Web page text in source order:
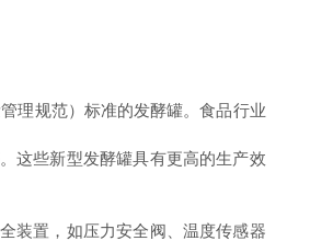
理规范）标准的发酵罐。食品行业
这些新型发酵罐具有更高的生产效
装置，如压力安全阀、温度传感器